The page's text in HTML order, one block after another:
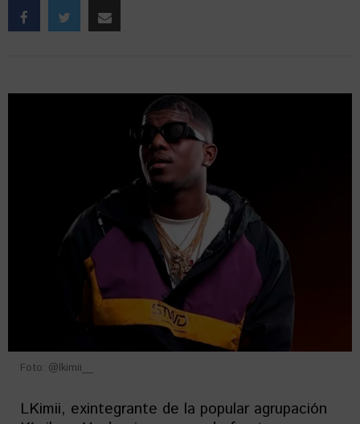
Foto: @lkimii__
LKimii, exintegrante de la popular agrupación